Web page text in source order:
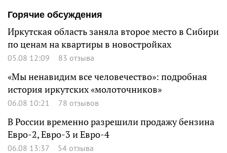
Горячие обсуждения
Иркутская область заняла второе место в Сибири
по ценам на квартиры в новостройках
05.08 12:09 83 отзыва
«Мы ненавидим все человечество»: подробная
история иркутских «молоточников»
06.08 10:21 78 отзывов
В России временно разрешили продажу бензина
Евро-2, Евро-3 и Евро-4
06.08 13:37 54 отзыва